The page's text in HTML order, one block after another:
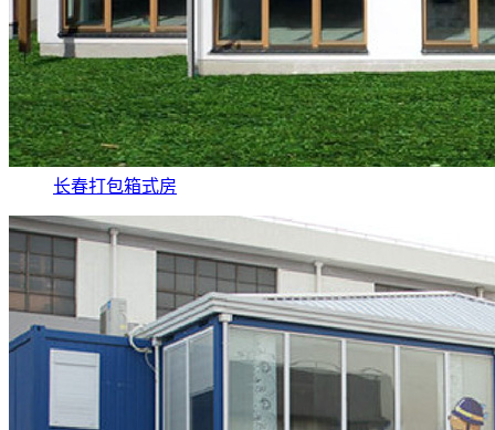
长春打包箱式房